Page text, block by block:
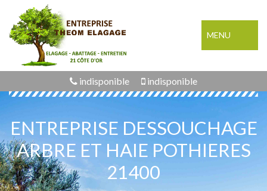
MENU
indisponible indisponible
ENTREPRISE DESSOUCHAGE
ARBRE ET HAIE POTHIERES
21400